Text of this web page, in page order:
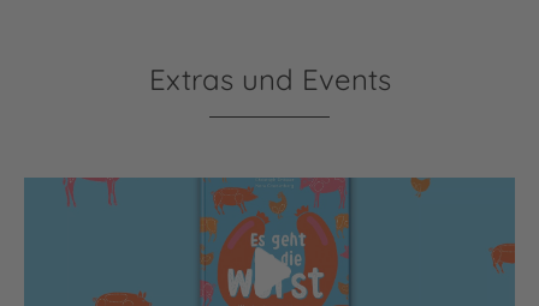
Extras und Events
Video abspielen